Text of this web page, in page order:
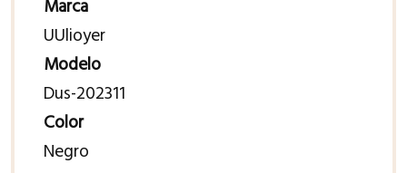
Marca
UUlioyer
Modelo
Dus-202311
Color
Negro